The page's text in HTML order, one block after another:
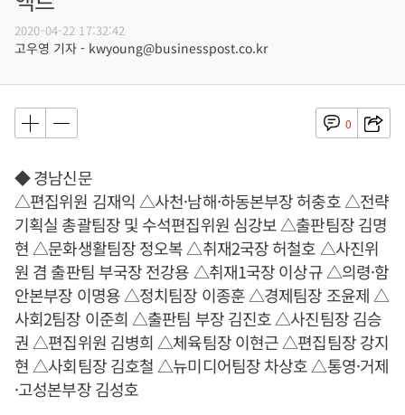
2020-04-22 17:32:42
고우영 기자 - kwyoung@businesspost.co.kr
0
◆ 경남신문
△편집위원 김재익 △사천·남해·하동본부장 허충호 △전략
기획실 총괄팀장 및 수석편집위원 심강보 △출판팀장 김명
현 △문화생활팀장 정오복 △취재2국장 허철호 △사진위
원 겸 출판팀 부국장 전강용 △취재1국장 이상규 △의령·함
안본부장 이명용 △정치팀장 이종훈 △경제팀장 조윤제 △
사회2팀장 이준희 △출판팀 부장 김진호 △사진팀장 김승
권 △편집위원 김병희 △체육팀장 이현근 △편집팀장 강지
현 △사회팀장 김호철 △뉴미디어팀장 차상호 △통영·거제
·고성본부장 김성호